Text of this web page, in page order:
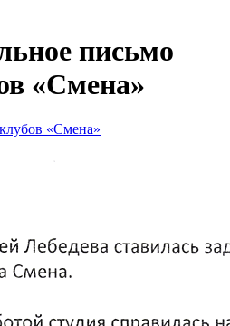
письмо
«Смена»
«Смена»